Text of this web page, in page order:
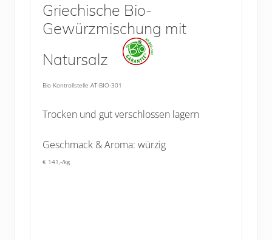
Griechische Bio-
Gewürzmischung mit
Natursalz
Bio Kontrollstelle AT-BIO-301
Trocken und gut verschlossen lagern
Geschmack & Aroma: würzig
€ 141,-/kg